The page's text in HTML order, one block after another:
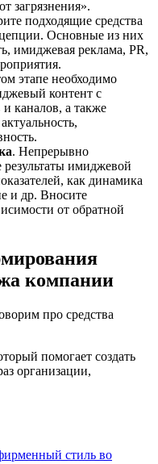
загрязнения».
подходящие средства
Основные из них
имиджевая реклама, PR,
этапе необходимо
контент с
каналов, а также
. Непрерывно
результаты имиджевой
как динамика
и др. Вносите
от обратной
компании
про средства
помогает создать
организации,
стиль во